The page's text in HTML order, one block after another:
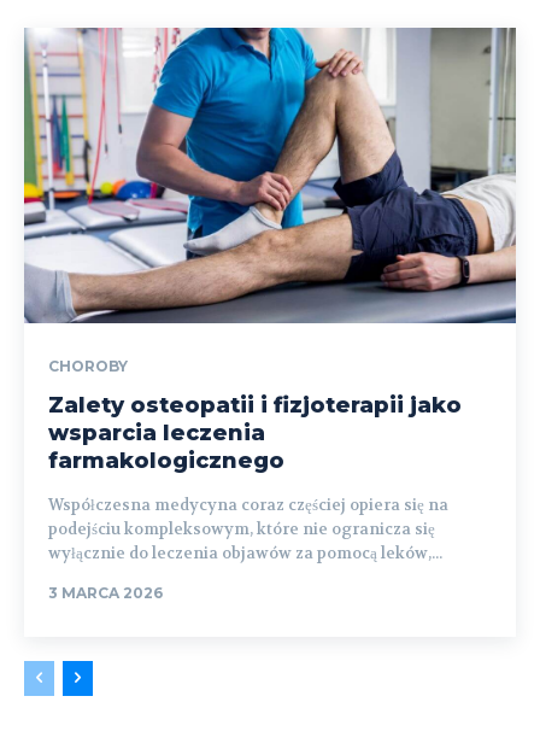
CHOROBY
Zalety osteopatii i fizjoterapii jako
wsparcia leczenia
farmakologicznego
Współczesna medycyna coraz częściej opiera się na
podejściu kompleksowym, które nie ogranicza się
wyłącznie do leczenia objawów za pomocą leków,...
3 MARCA 2026